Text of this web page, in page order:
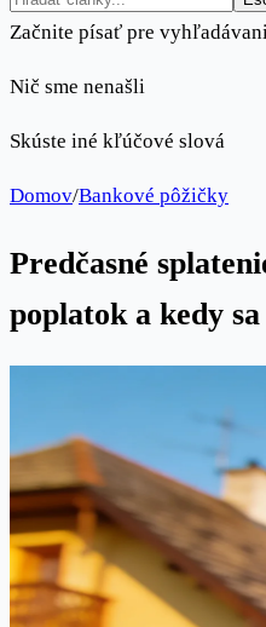
Začnite písať pre
Nič sme nenašli
Skúste iné kľúčové slová
Domov/Bankové pôžičky
Predčasné
poplatok a kedy